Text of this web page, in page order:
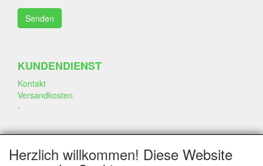
KUNDENDIENST
Kontakt
Versandkosten
-
SOZIALEN MEDIEN
Herzlich willkommen! Diese Website